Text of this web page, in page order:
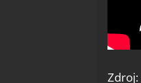
Zdroj: